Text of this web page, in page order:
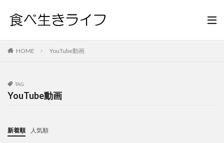
HOME YouTube動画
TAG
YouTube動画
新着順 人気順